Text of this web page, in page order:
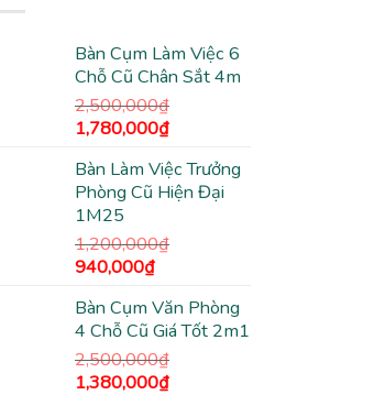
Bàn Cụm Làm Việc 6
Chỗ Cũ Chân Sắt 4m
2,500,000₫
Giá
là:
2,500,000₫.
1,780,000₫Giá
tại
là:
Bàn Làm Việc Trưởng
Phòng Cũ Hiện Đại
1M25
1,200,000₫
Giá
là:
1,200,000₫.
940,000₫Giá
tại
là:
940,000₫.
Bàn Cụm Văn Phòng
4 Chỗ Cũ Giá Tốt 2m1
2,500,000₫
Giá
1,380,000₫Giá